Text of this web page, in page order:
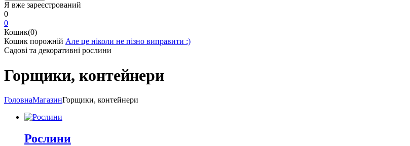
Я вже зареєстрований
0
0
Кошик(0)
Кошик порожній Але це ніколи не пізно виправити :)
Садові та декоративні рослини
Горщики, контейнери
ГоловнаМагазинГорщики, контейнери
Рослини